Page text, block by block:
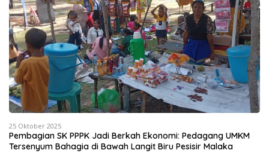
25 Oktober 2025
Pembagian SK PPPK Jadi Berkah Ekonomi: Pedagang UMKM
Tersenyum Bahagia di Bawah Langit Biru Pesisir Malaka